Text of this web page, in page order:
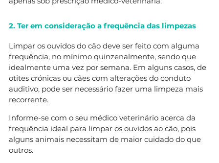
2. Ter em consideração a frequência das limpezas
Limpar os ouvidos do cão deve ser feito com alguma
frequência, no mínimo quinzenalmente, sendo que
idealmente uma vez por semana. Em alguns casos, de
otites crónicas ou cães com alterações do conduto
auditivo, pode ser necessário fazer uma limpeza mais
recorrente.
Informe-se com o seu médico veterinário acerca da
frequência ideal para limpar os ouvidos ao cão, pois
alguns animais necessitam de maior cuidado do que
outros.